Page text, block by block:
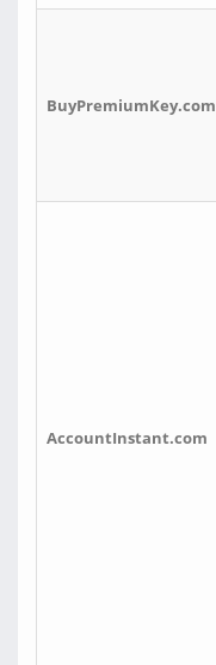
BuyPremiumKey.com
AccountInstant.com